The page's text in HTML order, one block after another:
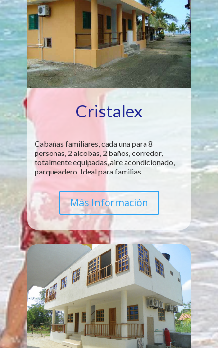
Cristalex
Cabañas familiares, cada una para 8
personas, 2 alcobas, 2 baños, corredor,
totalmente equipadas, aire acondicionado,
parqueadero. Ideal para familias.
Más Información